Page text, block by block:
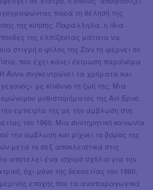
παρά τη θέλησή της
της κύησης. Παράλληλα, η ίδια
της ελπίζοντας μάταια να
στιγμή ο φίλος της Ζαν τη φέρνει σε
που έχει κάνει έκτρωση παράνομα
Άννα συγκεντρώνει τα χρήματα και
με κίνδυνο τη ζωή της. Μια
μυθιστορήματος της Ανί Ερνό,
εμπειρία της με την άμβλωση στη
του 1960. Μια συντηρητική κοινωνία
την άμβλωση και ρίχνει το βάρος της
μετά το σεξ αποκλειστικά στις
αποτελεί ένα ισχυρό σχόλιο για την
όχι μόνο της δεκαετίας του 1960,
εποχής που τα αναπαραγωγικά